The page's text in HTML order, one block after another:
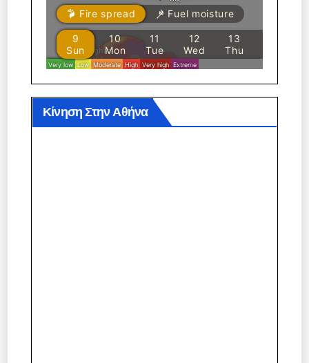
Κίνηση Στην Αθήνα